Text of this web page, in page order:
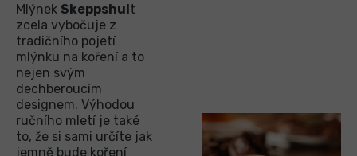
Mlýnek Skeppshult
zcela vybočuje z
tradičního pojetí
mlýnku na koření a to
nejen svým
dechberoucím
designem. Výhodou
ručního mletí je také
to, že si sami určíte jak
jemně bude koření